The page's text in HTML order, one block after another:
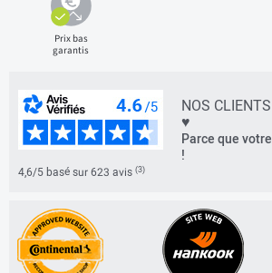
Prix bas
garantis
NOS
♥
Parce que
!
4,6/5 basé sur 623 avis (3)